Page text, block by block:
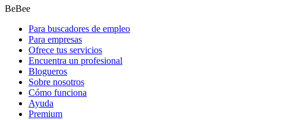
BeBee
Para buscadores de empleo
Para empresas
Ofrece tus servicios
Encuentra un profesional
Blogueros
Sobre nosotros
Cómo funciona
Ayuda
Premium